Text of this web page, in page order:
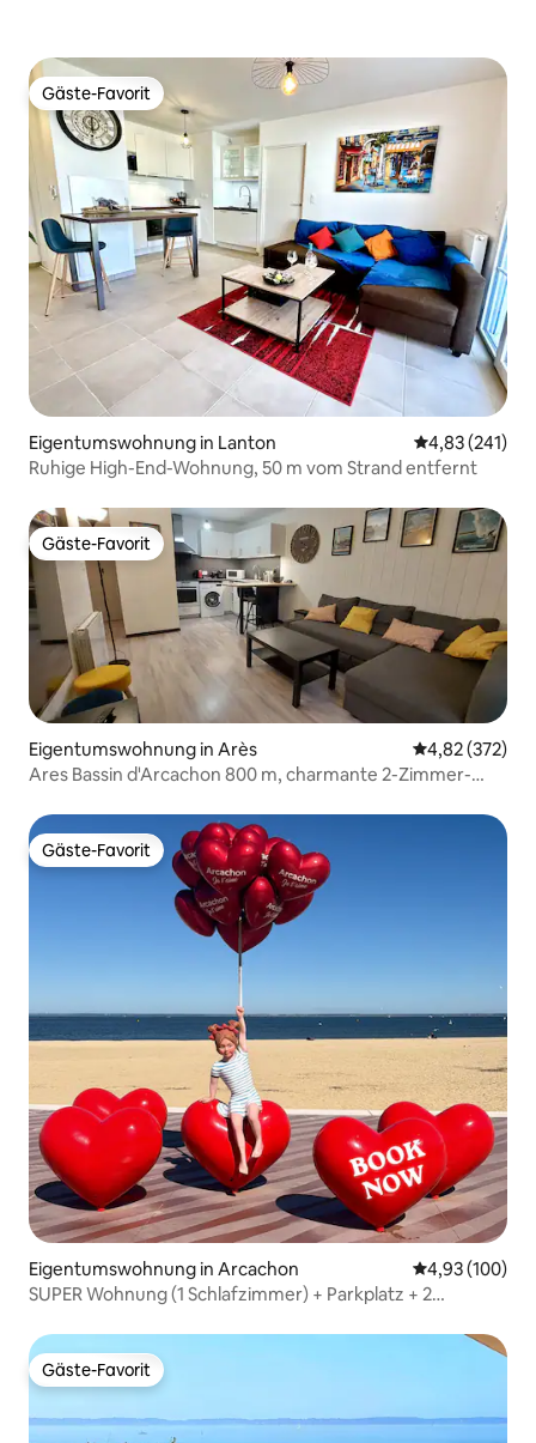
Gäste-Favorit
Gäste-Favorit
Eigentumswohnung in Lanton
4,83 (241)
Ruhige High-End-Wohnung, 50 m vom Strand entfernt
Gäste-Favorit
Gäste-Favorit
Eigentumswohnung in Arès
4,82 (372)
Ares Bassin d'Arcachon 800 m, charmante 2-Zimmer-
Gäste-Favorit
Gäste-Favorit
Eigentumswohnung in Arcachon
4,93 (100)
SUPER Wohnung (1 Schlafzimmer) + Parkplatz + 2
Gäste-Favorit
Gäste-Favorit